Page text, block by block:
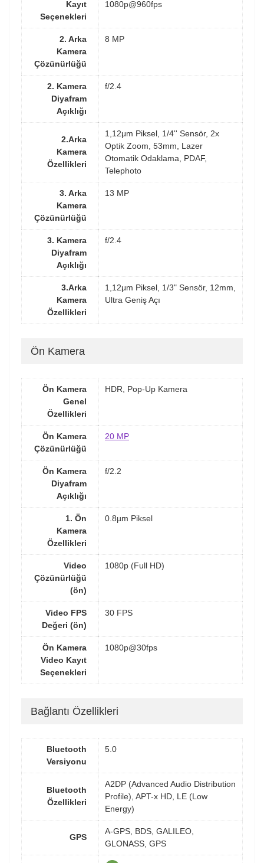
Kayıt
Seçenekleri
1080p@960fps
2. Arka
Kamera
Çözünürlüğü
8 MP
2. Kamera
Diyafram
Açıklığı
f/2.4
2.Arka
Kamera
Özellikleri
1,12μm Piksel, 1/4'' Sensör, 2x
Optik Zoom, 53mm, Lazer
Otomatik Odaklama, PDAF,
Telephoto
3. Arka
Kamera
Çözünürlüğü
13 MP
3. Kamera
Diyafram
Açıklığı
f/2.4
3.Arka
Kamera
Özellikleri
1,12μm Piksel, 1/3" Sensör, 12mm,
Ultra Geniş Açı
Ön Kamera
Ön Kamera
Genel
Özellikleri
HDR, Pop-Up Kamera
Ön Kamera
Çözünürlüğü
20 MP
Ön Kamera
Diyafram
Açıklığı
f/2.2
1. Ön
Kamera
Özellikleri
0.8µm Piksel
Video
Çözünürlüğü
(ön)
1080p (Full HD)
Video FPS
Değeri (ön)
30 FPS
Ön Kamera
Video Kayıt
Seçenekleri
1080p@30fps
Bağlantı Özellikleri
Bluetooth
Versiyonu
5.0
Bluetooth
Özellikleri
A2DP (Advanced Audio Distribution
Profile), APT-x HD, LE (Low
Energy)
GPS
A-GPS, BDS, GALILEO,
GLONASS, GPS